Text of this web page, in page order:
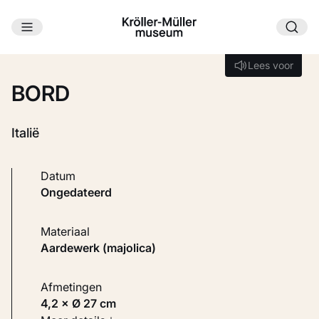
Ga naar hoofdinhoud
Lees voor
Lees voor
BORD
Italië
Datum
ongedateerd
Materiaal
Aardewerk (majolica)
Afmetingen
4,2 × Ø 27 cm